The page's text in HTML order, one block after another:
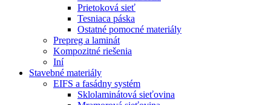
Prietoková sieť
Tesniaca páska
Ostatné pomocné materiály
Prepreg a laminát
Kompozitné riešenia
Iní
Stavebné materiály
EIFS a fasádny systém
Sklolaminátová sieťovina